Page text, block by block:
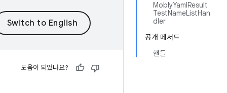
MoblyYamlResult
TestNameListHan
dler
공개 메서드
핸들
도움이 되었나요?